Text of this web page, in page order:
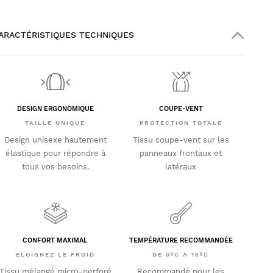
TECHNIQUES
DESIGN ERGONOMIQUE
TAILLE UNIQUE
Design unisexe hautement
élastique pour répondre à
tous vos besoins.
COUPE-VENT
PROTECTION TOTALE
Tissu coupe-vent sur les
panneaux frontaux et
latéraux
CONFORT MAXIMAL
ÉLOIGNEZ LE FROID
TEMPÉRATURE RECOMMANDÉE
DE 0ºC À 15ºC